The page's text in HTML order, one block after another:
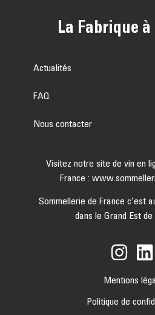
La Fabrique
Actualités
FAQ
Nous contacter
Visitez notre site de vin en
France :
Sommellerie de France c’est
dans le Grand Est
Mentions
Politique de